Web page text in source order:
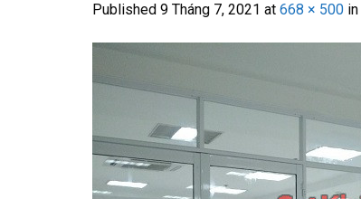
Published 9 Tháng 7, 2021 at 668 × 500 in